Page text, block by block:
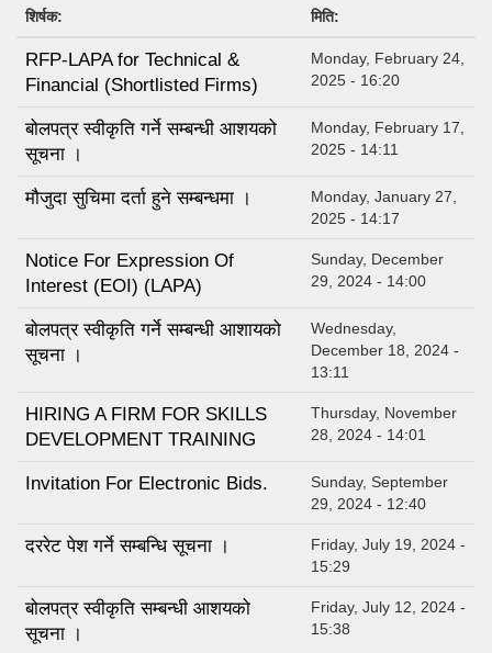
शिर्षक: मिति:
RFP-LAPA for Technical &
Financial (Shortlisted Firms)
Monday, February 24,
2025 - 16:20
बोलपत्र स्वीकृति गर्ने सम्बन्धी आशयको
सूचना ।
Monday, February 17,
2025 - 14:11
मौजुदा सुचिमा दर्ता हुने सम्बन्धमा ।
Monday, January 27,
2025 - 14:17
Notice For Expression Of
Interest (EOI) (LAPA)
Sunday, December
29, 2024 - 14:00
बोलपत्र स्वीकृति गर्ने सम्बन्धी आशायको
सूचना ।
Wednesday,
December 18, 2024 -
13:11
HIRING A FIRM FOR SKILLS
DEVELOPMENT TRAINING
Thursday, November
28, 2024 - 14:01
Invitation For Electronic Bids.
Sunday, September
29, 2024 - 12:40
दररेट पेश गर्ने सम्बन्धि सूचना ।
Friday, July 19, 2024 -
15:29
बोलपत्र स्वीकृति सम्बन्धी आशयको
सूचना ।
Friday, July 12, 2024 -
15:38